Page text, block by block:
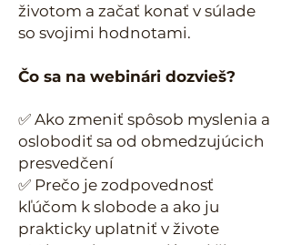
životom a začať konať v súlade
so svojimi hodnotami.
Čo sa na webinári dozvieš?
✅ Ako zmeniť spôsob myslenia a
oslobodiť sa od obmedzujúcich
presvedčení
✅ Prečo je zodpovednosť
kľúčom k slobode a ako ju
prakticky uplatniť v živote